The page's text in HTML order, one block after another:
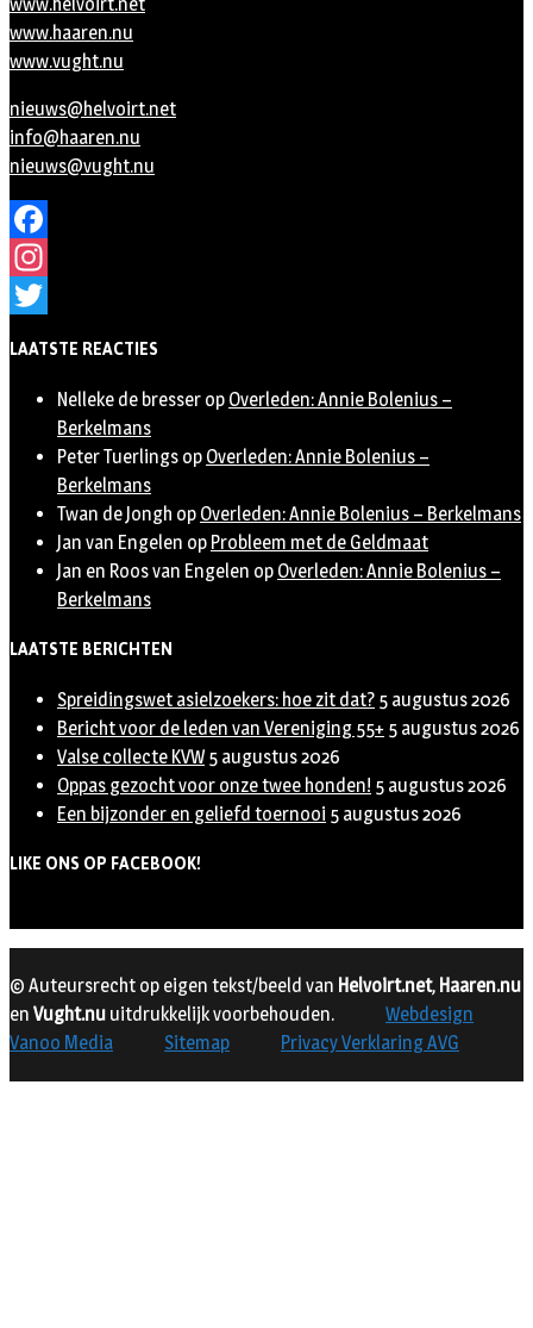
www.haaren.nu
www.vught.nu
nieuws@helvoirt.net
info@haaren.nu
nieuws@vught.nu
Facebook
Instagram
LAATSTE REACTIES
Nelleke de bresser op Overleden: Annie Bolenius –
Berkelmans
Peter Tuerlings op Overleden: Annie Bolenius –
Berkelmans
Twan de Jongh op Overleden: Annie Bolenius – Berkelmans
Jan van Engelen op Probleem met de Geldmaat
Jan en Roos van Engelen op Overleden: Annie Bolenius –
Berkelmans
LAATSTE BERICHTEN
Spreidingswet asielzoekers: hoe zit dat? 5 augustus 2026
Bericht voor de leden van Vereniging 55+ 5 augustus 2026
Valse collecte KVW 5 augustus 2026
Oppas gezocht voor onze twee honden! 5 augustus 2026
Een bijzonder en geliefd toernooi 5 augustus 2026
LIKE ONS OP FACEBOOK!
© Auteursrecht op eigen tekst/beeld van Helvoirt.net, Haaren.nu
en Vught.nu uitdrukkelijk voorbehouden.
Webdesign
Vanoo Media
Sitemap Privacy Verklaring AVG